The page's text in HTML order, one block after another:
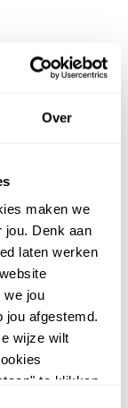
Over
maken we
jou. Denk aan
laten werken
we jou
jou afgestemd.
wijze wilt
te klikken.